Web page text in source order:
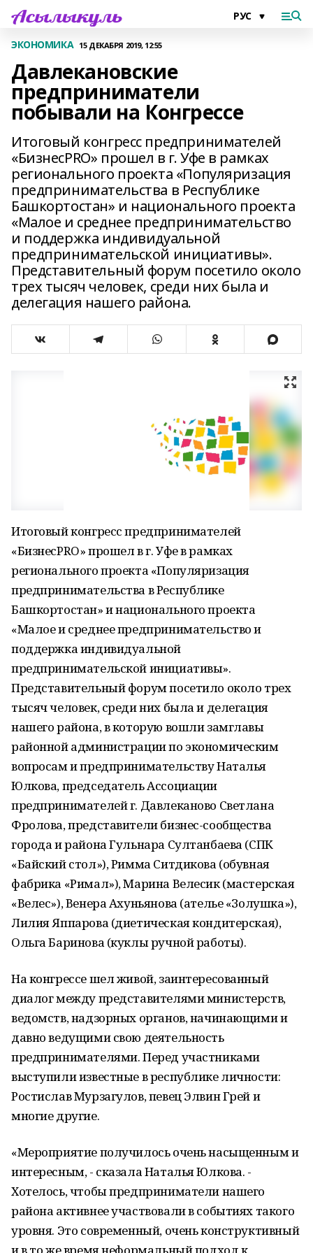
ЭКОНОМИКА 15 ДЕКАБРЯ 2019, 12:55
Давлекановские
предприниматели
побывали на Конгрессе
Итоговый конгресс предпринимателей
«БизнесPRO» прошел в г. Уфе в рамках
регионального проекта «Популяризация
предпринимательства в Республике
Башкортостан» и национального проекта
«Малое и среднее предпринимательство
и поддержка индивидуальной
предпринимательской инициативы».
Представительный форум посетило около
трех тысяч человек, среди них была и
делегация нашего района.
Итоговый конгресс предпринимателей
«БизнесPRO» прошел в г. Уфе в рамках
регионального проекта «Популяризация
предпринимательства в Республике
Башкортостан» и национального проекта
«Малое и среднее предпринимательство и
поддержка индивидуальной
предпринимательской инициативы».
Представительный форум посетило около трех
тысяч человек, среди них была и делегация
нашего района, в которую вошли замглавы
районной администрации по экономическим
вопросам и предпринимательству Наталья
Юлкова, председатель Ассоциации
предпринимателей г. Давлеканово Светлана
Фролова, представители бизнес-сообщества
города и района Гульнара Султанбаева (СПК
«Байский стол»), Римма Ситдикова (обувная
фабрика «Римал»), Марина Велесик (мастерская
«Велес»), Венера Ахуньянова (ателье «Золушка»),
Лилия Яппарова (диетическая кондитерская),
Ольга Баринова (куклы ручной работы).
На конгрессе шел живой, заинтересованный
диалог между представителями министерств,
ведомств, надзорных органов, начинающими и
давно ведущими свою деятельность
предпринимателями. Перед участниками
выступили известные в республике личности:
Ростислав Мурзагулов, певец Элвин Грей и
многие другие.
«Мероприятие получилось очень насыщенным и
интересным, - сказала Наталья Юлкова. -
Хотелось, чтобы предприниматели нашего
района активнее участвовали в событиях такого
уровня. Это современный, очень конструктивный